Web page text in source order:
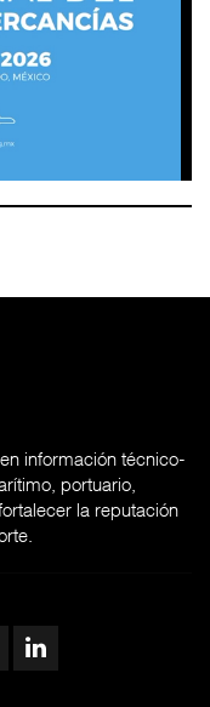
información técnico-
portuario,
la reputación